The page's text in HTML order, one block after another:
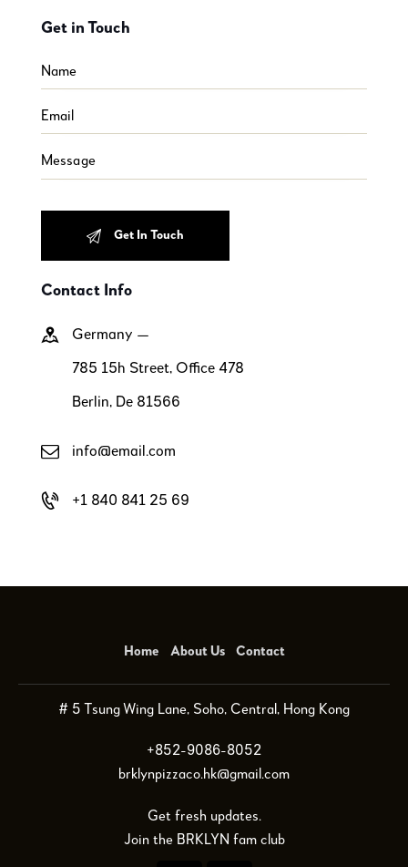
Get in Touch
Contact Info
Germany —
785 15h Street, Office 478
Berlin, De 81566
info@email.com
+1 840 841 25 69
Home About Us Contact
# 5 Tsung Wing Lane, Soho, Central, Hong Kong
+852-9086-8052
brklynpizzaco.hk@gmail.com
Get fresh updates.
Join the BRKLYN fam club